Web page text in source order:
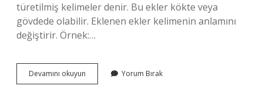
türetilmiş kelimeler denir. Bu ekler kökte veya
gövdede olabilir. Eklenen ekler kelimenin anlamını
değiştirir. Örnek:…
Devamını okuyun
Kelimeler
Yorum Bırak